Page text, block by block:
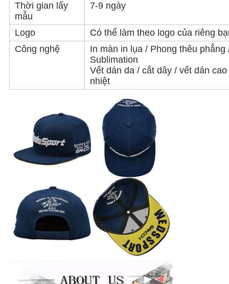
Thời gian lấy
mẫu
7-9 ngày
Logo
Có thể làm theo logo của riêng
Công nghệ
In màn in lụa / Phong thêu
Sublimation
Vết dán da / cắt dây / vết dán
nhiệt